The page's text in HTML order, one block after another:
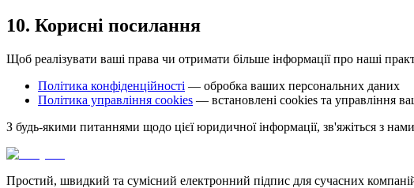
10. Корисні посилання
Щоб реалізувати ваші права чи отримати більше інформації про наші
Політика конфіденційності — обробка ваших персональних даних
Політика управління cookies — встановлені cookies та управління
З будь-якими питаннями щодо цієї юридичної інформації, зв'яжіться з
Простий, швидкий та сумісний електронний підпис для сучасних